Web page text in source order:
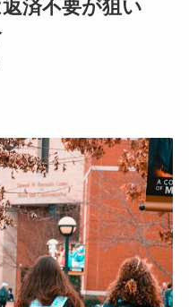
済不要が狙い